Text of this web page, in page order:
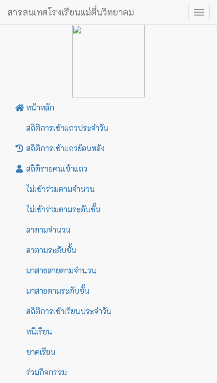
สารสนเทศโรงเรียนแม่ตื่นวิทยาคม
หน้าหลัก
สถิติการเข้าแถวประจำวัน
สถิติการเข้าแถวย้อนหลัง
สถิติรายคนเข้าแถว
ไม่เข้าร่วมตามจำนวน
ไม่เข้าร่วมตามระดับชั้น
ลาตามจำนวน
ลาตามระดับชั้น
มาสายสายตามจำนวน
มาสายตามระดับชั้น
สถิติการเข้าเรียนประจำวัน
หนีเรียน
ขาดเรียน
ร่วมกิจกรรม